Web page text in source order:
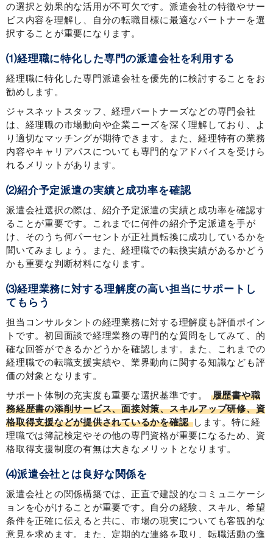
の選択と効果的な活用が不可欠です。派遣会社の特徴やサー
ビス内容を理解し、自分の転職目標に最適なパートナーを選
択することが重要になります。
⑴経理職に特化した専門の派遣会社を利用する
経理職に特化した専門派遣会社を優先的に検討することをお
勧めします。
ジャスネットスタッフ、経理パートナーズなどの専門会社
は、経理職の市場動向や企業ニーズを深く理解しており、よ
り適切なマッチングが期待できます。また、経理特有の業務
内容やキャリアパスについても専門的なアドバイスを受けら
れるメリットがあります。
⑵紹介予定派遣の実績と成功率を確認
派遣会社選択の際は、紹介予定派遣の実績と成功率を確認す
ることが重要です。これまでに何件の紹介予定派遣を手が
け、そのうち何パーセントが正社員転換に成功しているかを
聞いてみましょう。また、経理職での転換実績があるかどう
かも重要な判断材料になります。
⑶経理業務に対する理解度の高い担当にサポートし
てもらう
担当コンサルタントの経理業務に対する理解度も評価ポイン
トです。初回面談で経理業務の専門的な質問をしてみて、的
確な回答ができるかどうかを確認します。また、これまでの
経理職での転職支援実績や、業界動向に関する知識なども評
価の対象となります。
サポート体制の充実度も重要な選択基準です。
履歴書や職
務経歴書の添削サービス、面接対策、スキルアップ研修、資
格取得支援などが提供されているかを確認 します。特に経
理職では簿記検定やその他の専門資格が重要になるため、資
格取得支援制度の有無は大きなメリットとなります。
⑷派遣会社とは良好な関係を
派遣会社との関係構築では、正直で建設的なコミュニケーシ
ョンを心がけることが重要です。自分の経験、スキル、希望
条件を正確に伝えると共に、市場の現実についても客観的な
意見を求めます。また、定期的な連絡を取り、転職活動の進